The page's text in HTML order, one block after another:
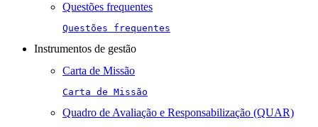
Questões frequentes
Questões frequentes
Instrumentos de gestão
Carta de Missão
Carta de Missão
Quadro de Avaliação e Responsabilização (QUAR)